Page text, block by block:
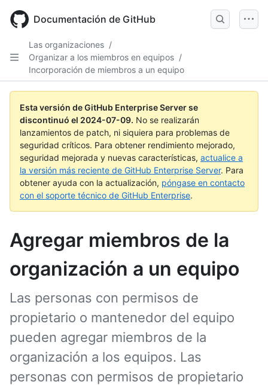
main
Documentación de GitHub
Las organizaciones /
Organizar a los miembros en equipos /
Incorporación de miembros a un equipo
Esta versión de GitHub Enterprise Server se
discontinuó el 2024-07-09. No se realizarán
lanzamientos de patch, ni siquiera para problemas de
seguridad críticos. Para obtener rendimiento mejorado,
seguridad mejorada y nuevas características, actualice a
la versión más reciente de GitHub Enterprise Server. Para
obtener ayuda con la actualización, póngase en contacto
con el soporte técnico de GitHub Enterprise.
Agregar miembros de la
organización a un equipo
Las personas con permisos de
propietario o mantenedor del equipo
pueden agregar miembros de la
organización a los equipos. Las
personas con permisos de propietario